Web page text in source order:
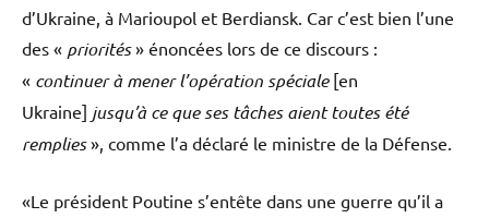
d’Ukraine, à Marioupol et Berdiansk. Car c’est bien l’une
des « priorités» énoncées lors de ce discours :
« continuer à mener l’opération spéciale [en
Ukraine] jusqu’à ce que ses tâches aient toutes été
remplies», comme l’a déclaré le ministre de la Défense.
«Le président Poutine s’entête dans une guerre qu’il a